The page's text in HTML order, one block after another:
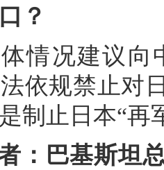
？
情况建议向
依规禁止对
制止日本“再
：巴基斯坦